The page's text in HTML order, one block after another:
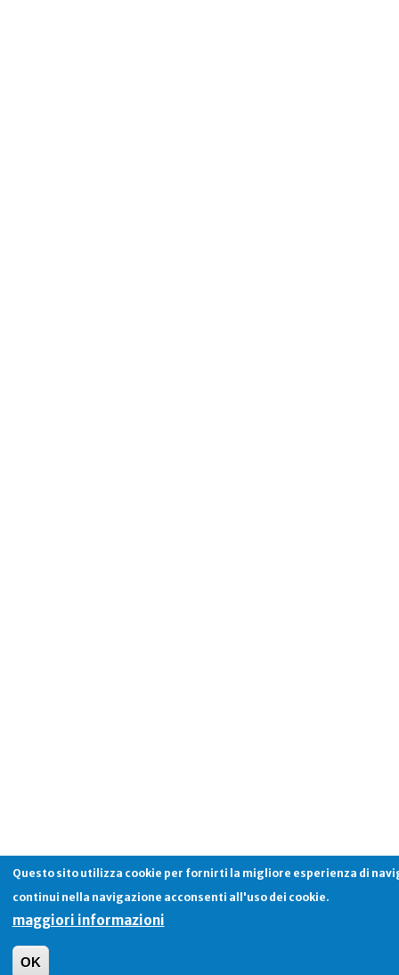
Questo sito utilizza cookie per fornirti la migliore esperienza di
continui nella navigazione acconsenti all'uso dei cookie.
maggiori informazioni
OK